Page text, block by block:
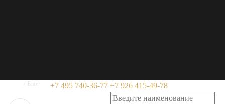
+7 495 740-36-77 +7 926 415-49-78
Блог